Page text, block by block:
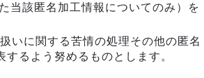
当該匿名加工情報についてのみ）を
いに関する苦情の処理その他の匿名
るよう努めるものとします。